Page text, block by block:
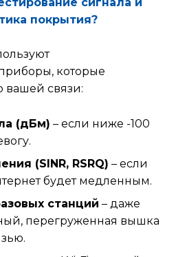
покрытия?
которые
вашей связи:
(дБм) – если ниже -100
(SINR, RSRQ) – если
будет медленным.
станций – даже
перегруженная вышка
×